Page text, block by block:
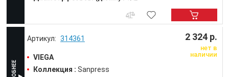
314361
VIEGA
Коллекция : Sanpress
2 324 р.
нет в
наличии